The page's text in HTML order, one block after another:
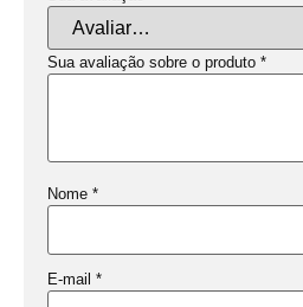
Sua avaliação sobre o produto *
Nome *
E-mail *